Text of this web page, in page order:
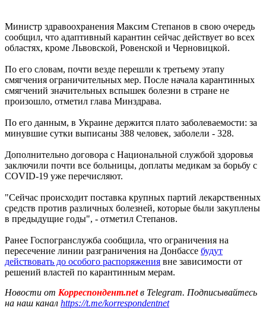
Министр здравоохранения Максим Степанов в свою очередь
сообщил, что адаптивный карантин сейчас действует во всех
областях, кроме Львовской, Ровенской и Черновицкой.
По его словам, почти везде перешли к третьему этапу
смягчения ограничительных мер. После начала карантинных
смягчений значительных вспышек болезни в стране не
произошло, отметил глава Минздрава.
По его данным, в Украине держится плато заболеваемости: за
минувшие сутки выписаны 388 человек, заболели - 328.
Дополнительно договора с Национальной службой здоровья
заключили почти все больницы, доплаты медикам за борьбу с
COVID-19 уже перечисляют.
"Сейчас происходит поставка крупных партий лекарственных
средств против различных болезней, которые были закуплены
в предыдущие годы", - отметил Степанов.
Ранее Госпогранслужба сообщила, что ограничения на
пересечение линии разграничения на Донбассе будут
действовать до особого распоряжения вне зависимости от
решений властей по карантинным мерам.
Новости от Корреспондент.netв Telegram. Подписывайтесь
на наш канал https://t.me/korrespondentnet